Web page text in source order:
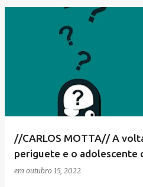
//CARLOS MOTTA// A
periguete e o adolescente
em outubro 15, 2022